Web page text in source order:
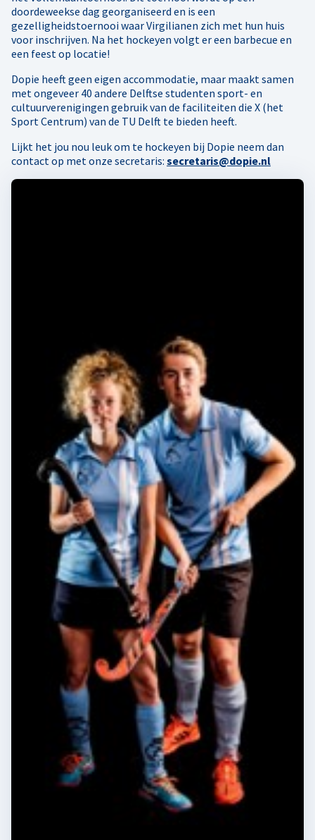
doordeweekse dag georganiseerd en is een
gezelligheidstoernooi waar Virgilianen zich met hun huis
voor inschrijven. Na het hockeyen volgt er een barbecue en
een feest op locatie!
Dopie heeft geen eigen accommodatie, maar maakt samen
met ongeveer 40 andere Delftse studenten sport- en
cultuurverenigingen gebruik van de faciliteiten die X (het
Sport Centrum) van de TU Delft te bieden heeft.
Lijkt het jou nou leuk om te hockeyen bij Dopie neem dan
contact op met onze secretaris: secretaris@dopie.nl